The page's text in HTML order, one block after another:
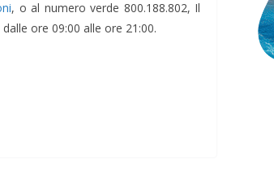
, o al numero verde 800.188.802, Il
ore 09:00 alle ore 21:00.